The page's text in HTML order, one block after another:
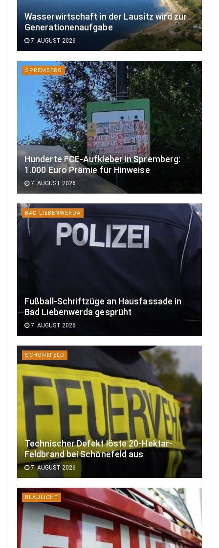
Wasserwirtschaft in der Lausitz wird zur
Generationenaufgabe
7. AUGUST 2026
SPREMBERG
Hunderte FCE-Aufkleber in Spremberg:
1.000 Euro Prämie für Hinweise
7. AUGUST 2026
BAD LIEBENWERDA
Fußball-Schriftzüge an Hausfassade in
Bad Liebenwerda gesprüht
7. AUGUST 2026
SCHÖNEFELD
Technischer Defekt löste 20-Hektar-
Feldbrand bei Schönefeld aus
7. AUGUST 2026
BLAULICHT